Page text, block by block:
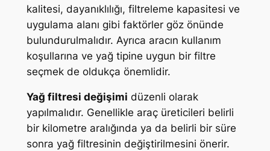
kalitesi, dayanıklılığı, filtreleme kapasitesi ve
uygulama alanı gibi faktörler göz önünde
bulundurulmalıdır. Ayrıca aracın kullanım
koşullarına ve yağ tipine uygun bir filtre
seçmek de oldukça önemlidir.
Yağ filtresi değişimi düzenli olarak
yapılmalıdır. Genellikle araç üreticileri belirli
bir kilometre aralığında ya da belirli bir süre
sonra yağ filtresinin değiştirilmesini önerir.